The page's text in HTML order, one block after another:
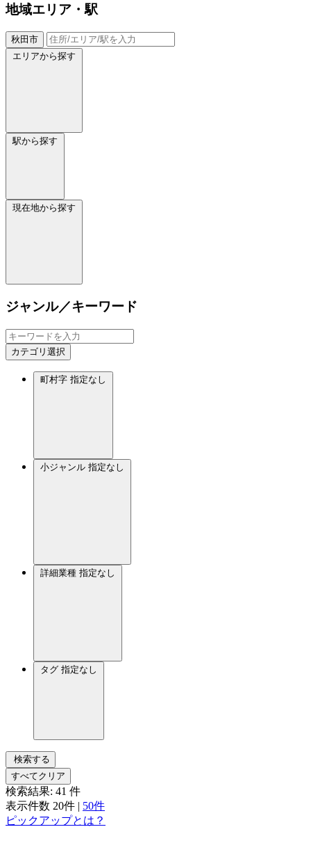
地域エリア・駅
秋田市
エリアから探す
駅から探す
現在地から探す
ジャンル／キーワード
カテゴリ選択
町村字 指定なし
小ジャンル 指定なし
詳細業種 指定なし
タグ 指定なし
検索する
すべてクリア
検索結果: 41 件
表示件数 20件 | 50件
ピックアップとは？